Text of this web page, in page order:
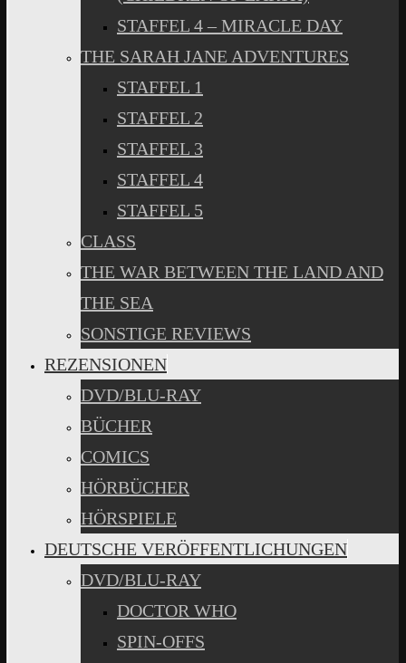
STAFFEL 4 – MIRACLE DAY
THE SARAH JANE ADVENTURES
STAFFEL 1
STAFFEL 2
STAFFEL 3
STAFFEL 4
STAFFEL 5
CLASS
THE WAR BETWEEN THE LAND AND
THE SEA
SONSTIGE REVIEWS
REZENSIONEN
DVD/BLU-RAY
BÜCHER
COMICS
HÖRBÜCHER
HÖRSPIELE
DEUTSCHE VERÖFFENTLICHUNGEN
DVD/BLU-RAY
DOCTOR WHO
SPIN-OFFS